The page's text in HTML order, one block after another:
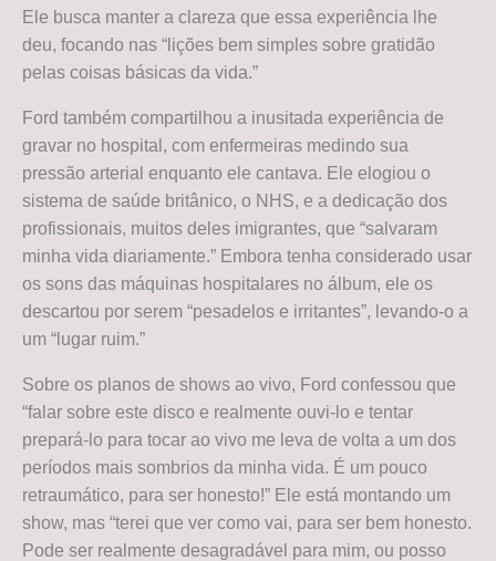
Ele busca manter a clareza que essa experiência lhe
deu, focando nas “lições bem simples sobre gratidão
pelas coisas básicas da vida.”
Ford também compartilhou a inusitada experiência de
gravar no hospital, com enfermeiras medindo sua
pressão arterial enquanto ele cantava. Ele elogiou o
sistema de saúde britânico, o NHS, e a dedicação dos
profissionais, muitos deles imigrantes, que “salvaram
minha vida diariamente.” Embora tenha considerado usar
os sons das máquinas hospitalares no álbum, ele os
descartou por serem “pesadelos e irritantes”, levando-o a
um “lugar ruim.”
Sobre os planos de shows ao vivo, Ford confessou que
“falar sobre este disco e realmente ouvi-lo e tentar
prepará-lo para tocar ao vivo me leva de volta a um dos
períodos mais sombrios da minha vida. É um pouco
retraumático, para ser honesto!” Ele está montando um
show, mas “terei que ver como vai, para ser bem honesto.
Pode ser realmente desagradável para mim, ou posso